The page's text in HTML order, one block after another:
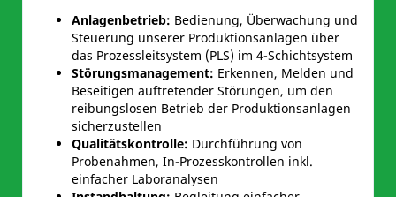
Anlagenbetrieb: Bedienung, Überwachung und
Steuerung unserer Produktionsanlagen über
das Prozessleitsystem (PLS) im 4-Schichtsystem
Störungsmanagement: Erkennen, Melden und
Beseitigen auftretender Störungen, um den
reibungslosen Betrieb der Produktionsanlagen
sicherzustellen
Qualitätskontrolle: Durchführung von
Probenahmen, In-Prozesskontrollen inkl.
einfacher Laboranalysen